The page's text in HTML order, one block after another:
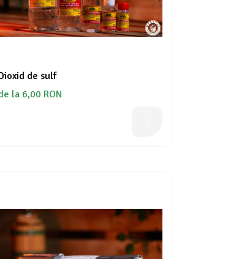
de sulf
la 6,00 RON